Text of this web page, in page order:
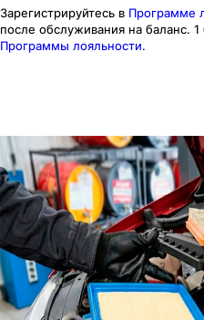
Зарегистрируйтесь в Программе
после обслуживания на баланс. 1
Программы лояльности.